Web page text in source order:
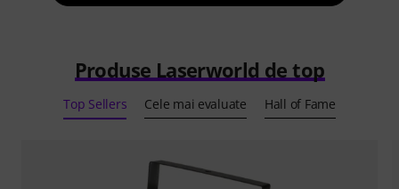
Produse Laserworld de top
Top Sellers Cele mai evaluate Hall of Fame